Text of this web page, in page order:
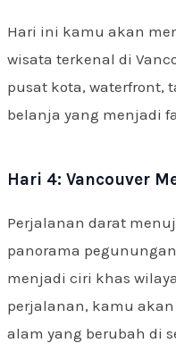
Hari ini kamu akan
wisata terkenal di
pusat kota, waterfront,
belanja yang menjadi
Hari 4: Vancouver
Perjalanan darat
panorama
menjadi ciri khas
perjalanan, kamu
alam yang berubah di